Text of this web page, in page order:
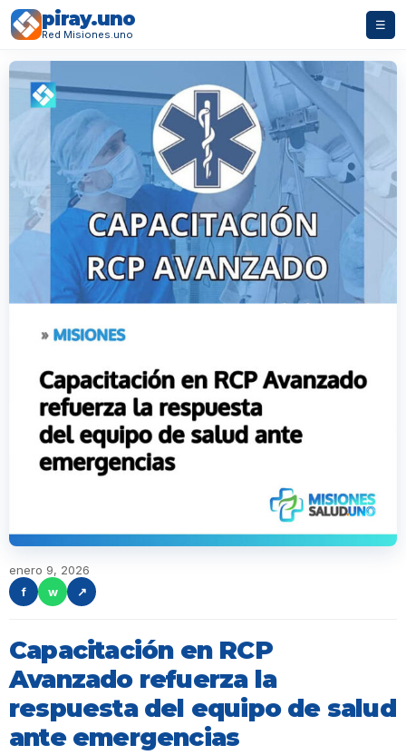
piray.uno
Red Misiones.uno
☰
enero 9, 2026
f
w ↗
Capacitación en RCP
Avanzado refuerza la
respuesta del equipo de salud
ante emergencias